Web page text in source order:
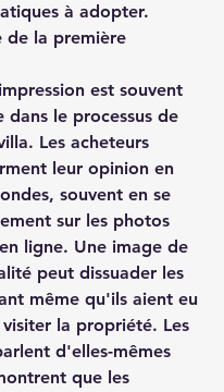
à adopter.
de la première
est souvent
dans le processus de
Les acheteurs
leur opinion en
souvent en se
sur les photos
ligne. Une image de
peut dissuader les
même qu'ils aient eu
la propriété. Les
d'elles-mêmes
que les